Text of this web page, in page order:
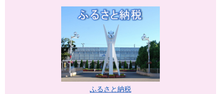
ふるさと納税